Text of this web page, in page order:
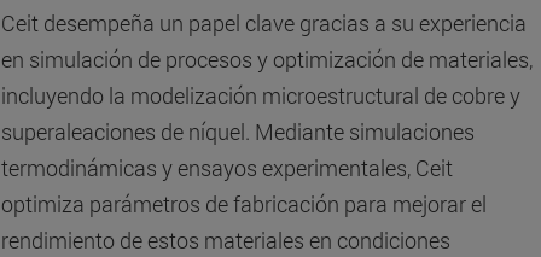
Ceit desempeña un papel clave gracias a su experiencia
en simulación de procesos y optimización de materiales,
incluyendo la modelización microestructural de cobre y
superaleaciones de níquel. Mediante simulaciones
termodinámicas y ensayos experimentales, Ceit
optimiza parámetros de fabricación para mejorar el
rendimiento de estos materiales en condiciones